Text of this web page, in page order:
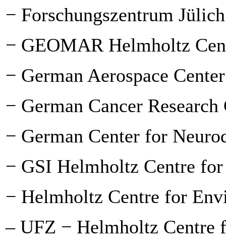
− Forschungszentrum Jülich
− GEOMAR Helmholtz
− German Aerospace
− German Cancer
− German Center for
− GSI Helmholtz Centre
− Helmholtz Centre for
– UFZ − Helmholtz Centre